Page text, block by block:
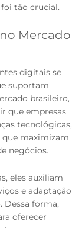
tão crucial.
Mercado
digitais se
suportam
brasileiro,
que empresas
tecnológicas,
maximizam
negócios.
eles auxiliam
e adaptação
Dessa forma,
oferecer